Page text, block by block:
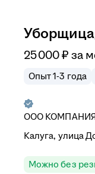
25 000₽ за
Опыт 1-3 года
ООО
Калуга, улица
Можно без